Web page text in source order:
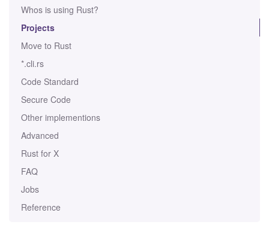
Whos is using Rust?
Projects
Move to Rust
*.cli.rs
Code Standard
Secure Code
Other implementions
Advanced
Rust for X
FAQ
Jobs
Reference